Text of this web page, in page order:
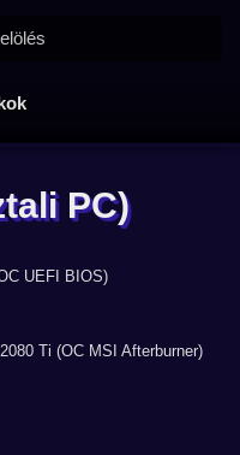
PC)
UEFI BIOS)
Ti (OC MSI Afterburner)